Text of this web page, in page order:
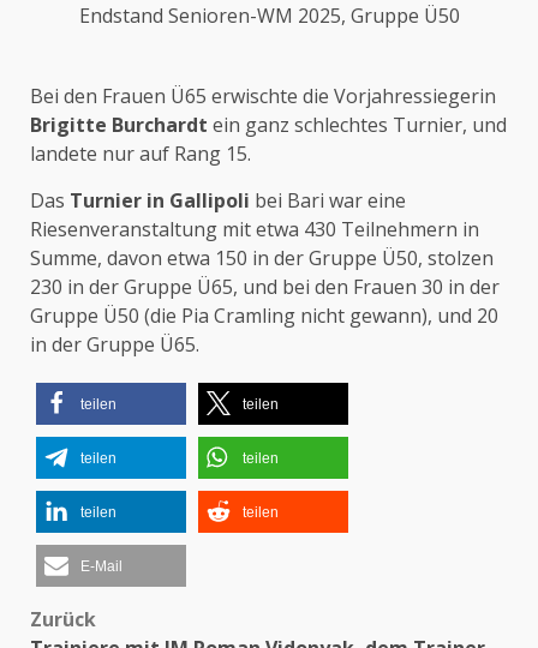
Endstand Senioren-WM 2025, Gruppe Ü50
Bei den Frauen Ü65 erwischte die Vorjahressiegerin
Brigitte Burchardt ein ganz schlechtes Turnier, und
landete nur auf Rang 15.
Das Turnier in Gallipoli bei Bari war eine
Riesenveranstaltung mit etwa 430 Teilnehmern in
Summe, davon etwa 150 in der Gruppe Ü50, stolzen
230 in der Gruppe Ü65, und bei den Frauen 30 in der
Gruppe Ü50 (die Pia Cramling nicht gewann), und 20
in der Gruppe Ü65.
teilen teilen
teilen teilen
teilen teilen
E-Mail
Beitragsnavigation
Zurück